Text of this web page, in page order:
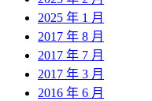
2025 年 1 月
2017 年 8 月
2017 年 7 月
2017 年 3 月
2016 年 6 月